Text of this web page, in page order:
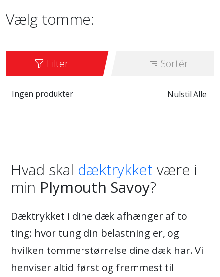
Vælg tomme:
Filter Sortér
Nulstil Alle
Ingen produkter
Hvad skal dæktrykket være i
min Plymouth Savoy?
Dæktrykket i dine dæk afhænger af to
ting: hvor tung din belastning er, og
hvilken tommerstørrelse dine dæk har. Vi
henviser altid først og fremmest til